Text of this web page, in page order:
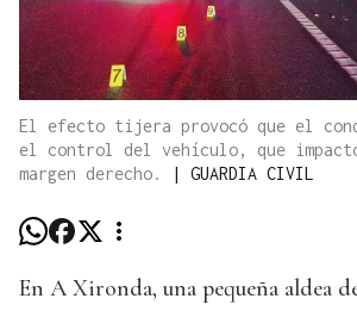
El efecto tijera provocó que el
el control del vehículo, que
margen derecho.
| GUARDIA CIVIL
En A Xironda, una pequeña aldea